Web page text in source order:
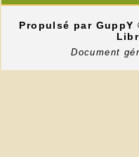
Propulsé par GuppY
Document